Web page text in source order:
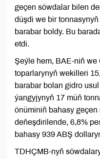
geçen söwdalar bilen
düşdi we bir
barabar boldy. Bu
etdi.
Şeýle hem, BAE-niň
toparlarynyň wekilleri
barabar bolan gidro
ýangyjynyň 17 müň
önüminiň bahasy geçen
deňeşdirilende, 6,8%
bahasy 939 ABŞ
TDHÇMB-nyň